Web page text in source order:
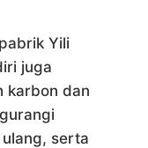
Yili
juga
karbon dan
serta